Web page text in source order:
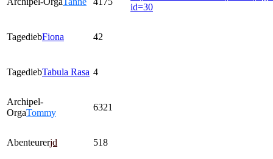
id=30
TagediebFiona 42
TagediebTabula Rasa 4
Archipel-
OrgaTommy
6321
Abenteurerjd 518